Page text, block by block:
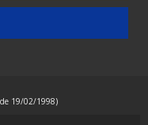
19/02/1998)